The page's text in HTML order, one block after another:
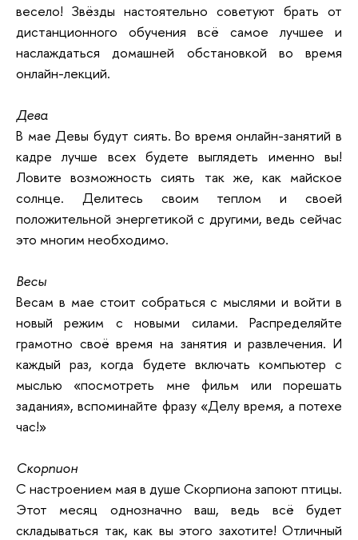
весело! Звёзды настоятельно советуют брать от
дистанционного обучения всё самое лучшее и
наслаждаться домашней обстановкой во время
онлайн-лекций.
Дева
В мае Девы будут сиять. Во время онлайн-занятий в
кадре лучше всех будете выглядеть именно вы!
Ловите возможность сиять так же, как майское
солнце. Делитесь своим теплом и своей
положительной энергетикой с другими, ведь сейчас
это многим необходимо.
Весы
Весам в мае стоит собраться с мыслями и войти в
новый режим с новыми силами. Распределяйте
грамотно своё время на занятия и развлечения. И
каждый раз, когда будете включать компьютер с
мыслью «посмотреть мне фильм или порешать
задания», вспоминайте фразу «Делу время, а потехе
час!»
Скорпион
С настроением мая в душе Скорпиона запоют птицы.
Этот месяц однозначно ваш, ведь всё будет
складываться так, как вы этого захотите! Отличный